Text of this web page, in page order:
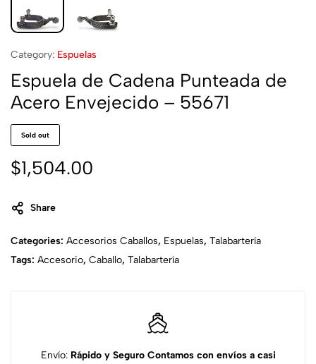
Category: Espuelas
Espuela de Cadena Punteada de
Acero Envejecido – 55671
Sold out
$1,504.00
Share
Categories: Accesorios Caballos, Espuelas, Talabartería
Tags: Accesorio, Caballo, Talabartería
Envío: Rápido y Seguro Contamos con envíos a casi